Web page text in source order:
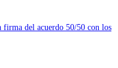
firma del acuerdo 50/50 con los